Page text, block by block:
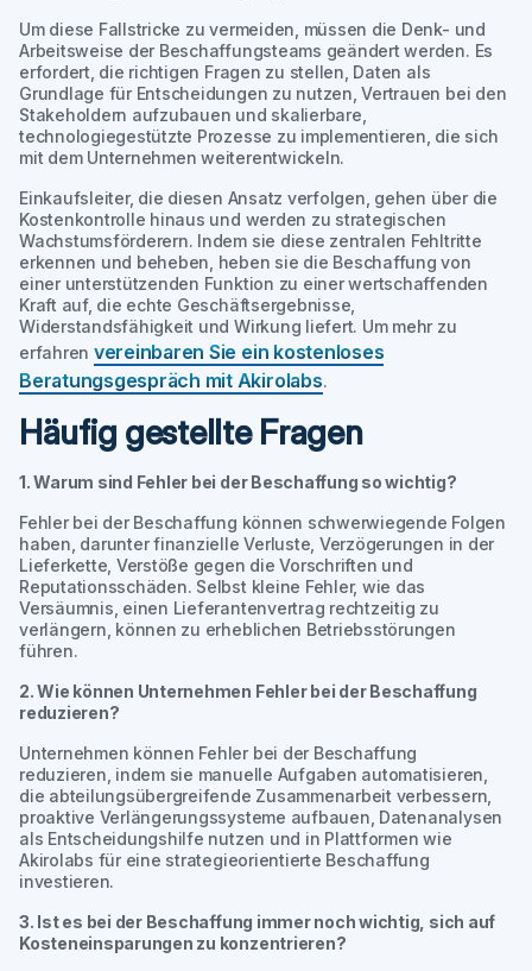
Um diese Fallstricke zu vermeiden, müssen die Denk- und
Arbeitsweise der Beschaffungsteams geändert werden. Es
erfordert, die richtigen Fragen zu stellen, Daten als
Grundlage für Entscheidungen zu nutzen, Vertrauen bei den
Stakeholdern aufzubauen und skalierbare,
technologiegestützte Prozesse zu implementieren, die sich
mit dem Unternehmen weiterentwickeln.
Einkaufsleiter, die diesen Ansatz verfolgen, gehen über die
Kostenkontrolle hinaus und werden zu strategischen
Wachstumsförderern. Indem sie diese zentralen Fehltritte
erkennen und beheben, heben sie die Beschaffung von
einer unterstützenden Funktion zu einer wertschaffenden
Kraft auf, die echte Geschäftsergebnisse,
Widerstandsfähigkeit und Wirkung liefert. Um mehr zu
erfahren vereinbaren Sie ein kostenloses
Beratungsgespräch mit Akirolabs.
Häufig gestellte Fragen
1. Warum sind Fehler bei der Beschaffung so wichtig?
Fehler bei der Beschaffung können schwerwiegende Folgen
haben, darunter finanzielle Verluste, Verzögerungen in der
Lieferkette, Verstöße gegen die Vorschriften und
Reputationsschäden. Selbst kleine Fehler, wie das
Versäumnis, einen Lieferantenvertrag rechtzeitig zu
verlängern, können zu erheblichen Betriebsstörungen
führen.
2. Wie können Unternehmen Fehler bei der Beschaffung
reduzieren?
Unternehmen können Fehler bei der Beschaffung
reduzieren, indem sie manuelle Aufgaben automatisieren,
die abteilungsübergreifende Zusammenarbeit verbessern,
proaktive Verlängerungssysteme aufbauen, Datenanalysen
als Entscheidungshilfe nutzen und in Plattformen wie
Akirolabs für eine strategieorientierte Beschaffung
investieren.
3. Ist es bei der Beschaffung immer noch wichtig, sich auf
Kosteneinsparungen zu konzentrieren?